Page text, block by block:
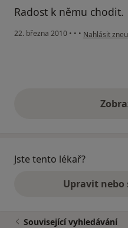
Radost k němu chodit.
22. března 2010 • • • podle názoru
Nahlásit
Jste tento lékař?
Upravit
Související vyhledávání